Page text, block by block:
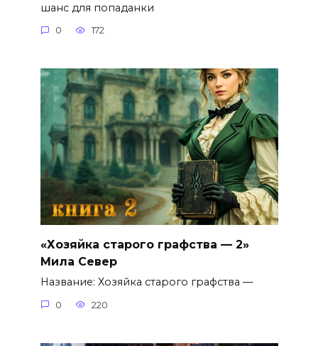
шанс для попаданки
0 172
«Хозяйка старого графства — 2»
Мила Север
Название: Хозяйка старого графства —
0 220